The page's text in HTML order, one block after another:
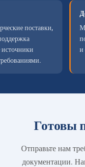
поставки,
и
Готовы
Отправьте нам
документации.